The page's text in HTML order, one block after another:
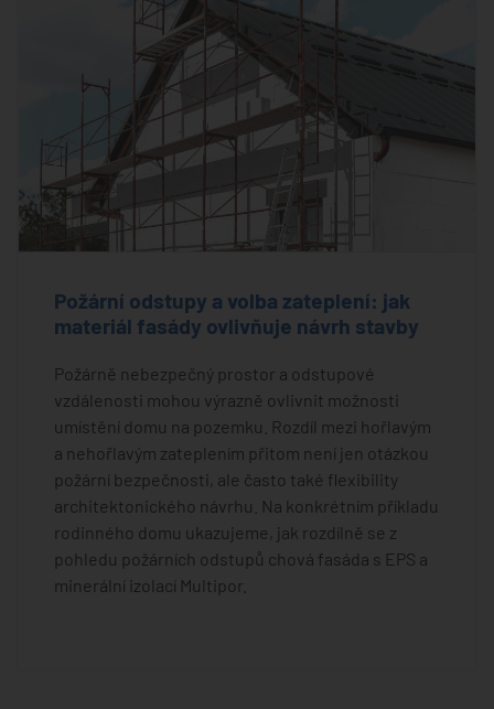
Požární odstupy a volba zateplení: jak
materiál fasády ovlivňuje návrh stavby
Požárně nebezpečný prostor a odstupové
vzdálenosti mohou výrazně ovlivnit možnosti
umístění domu na pozemku. Rozdíl mezi hořlavým
a nehořlavým zateplením přitom není jen otázkou
požární bezpečnosti, ale často také flexibility
architektonického návrhu. Na konkrétním příkladu
rodinného domu ukazujeme, jak rozdílně se z
pohledu požárních odstupů chová fasáda s EPS a
minerální izolací Multipor.